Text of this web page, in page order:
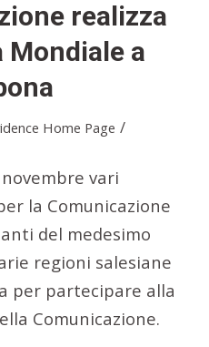
realizza
Mondiale a
Home Page /
vari
la Comunicazione
del medesimo
regioni salesiane
per partecipare alla
Comunicazione.